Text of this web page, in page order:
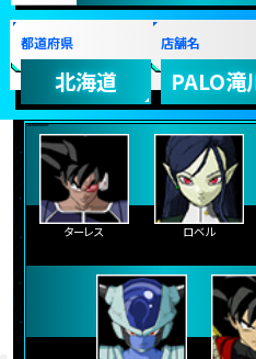
都道府県
北海道
店舗名
PALO滝
ターレス ロベル